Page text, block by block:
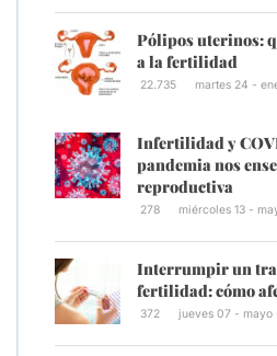
Pólipos uterinos:
a la fertilidad
22.735 martes 24 -
Infertilidad y
pandemia nos
reproductiva
278 miércoles 13 -
Interrumpir un
fertilidad: cómo
372 jueves 07 - mayo